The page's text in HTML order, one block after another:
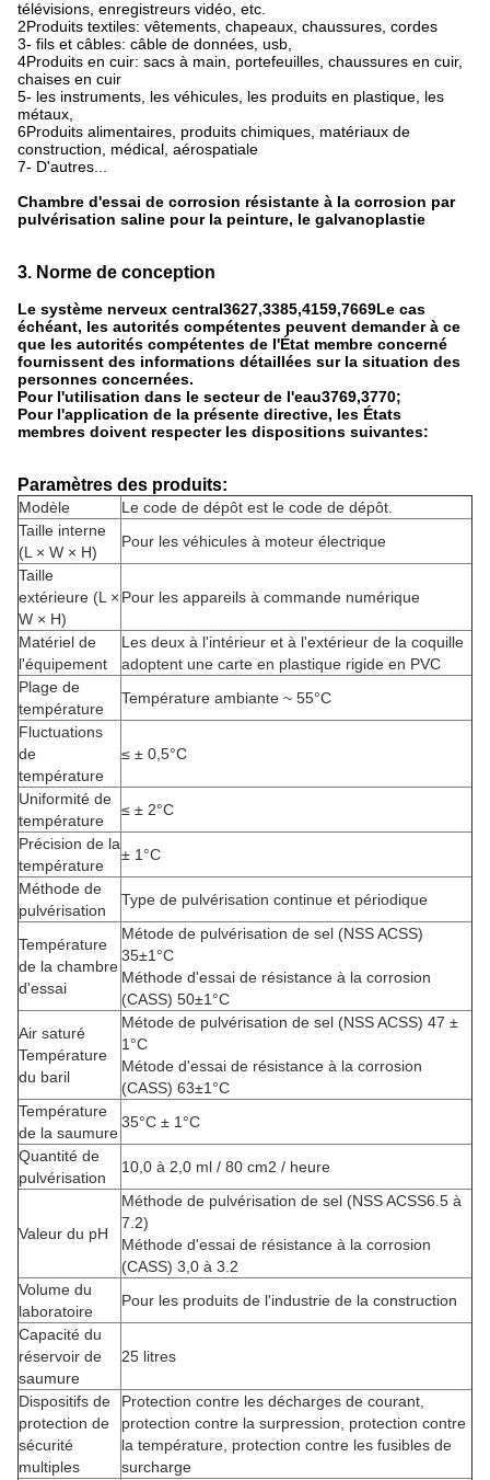
télévisions, enregistreurs vidéo, etc.
2Produits textiles: vêtements, chapeaux, chaussures, cordes
3- fils et câbles: câble de données, usb,
4Produits en cuir: sacs à main, portefeuilles, chaussures en cuir,
chaises en cuir
5- les instruments, les véhicules, les produits en plastique, les
métaux,
6Produits alimentaires, produits chimiques, matériaux de
construction, médical, aérospatiale
7- D'autres...
Chambre d'essai de corrosion résistante à la corrosion par
pulvérisation saline pour la peinture, le galvanoplastie
3. Norme de conception
Le système nerveux central3627,3385,4159,7669Le cas
échéant, les autorités compétentes peuvent demander à ce
que les autorités compétentes de l'État membre concerné
fournissent des informations détaillées sur la situation des
personnes concernées.
Pour l'utilisation dans le secteur de l'eau3769,3770;
Pour l'application de la présente directive, les États
membres doivent respecter les dispositions suivantes:
Paramètres des produits:
Modèle
Le code de dépôt est le code de dépôt.
Taille interne
(L × W × H)
Pour les véhicules à moteur électrique
Taille
extérieure (L ×
W × H)
Pour les appareils à commande numérique
Matériel de
l'équipement
Les deux à l'intérieur et à l'extérieur de la coquille
adoptent une carte en plastique rigide en PVC
Plage de
température
Température ambiante ~ 55°C
Fluctuations
de
température
≤ ± 0,5°C
Uniformité de
température
≤ ± 2°C
Précision de la
température
± 1°C
Méthode de
pulvérisation
Type de pulvérisation continue et périodique
Température
de la chambre
d'essai
Métode de pulvérisation de sel (NSS ACSS)
35±1°C
Méthode d'essai de résistance à la corrosion
(CASS) 50±1°C
Air saturé
Température
du baril
Métode de pulvérisation de sel (NSS ACSS) 47 ±
1°C
Métode d'essai de résistance à la corrosion
(CASS) 63±1°C
Température
de la saumure
35°C ± 1°C
Quantité de
pulvérisation
10,0 à 2,0 ml / 80 cm2 / heure
Valeur du pH
Méthode de pulvérisation de sel (NSS ACSS6.5 à
7.2)
Méthode d'essai de résistance à la corrosion
(CASS) 3,0 à 3.2
Volume du
laboratoire
Pour les produits de l'industrie de la construction
Capacité du
réservoir de
saumure
25 litres
Dispositifs de
protection de
sécurité
multiples
Protection contre les décharges de courant,
protection contre la surpression, protection contre
la température, protection contre les fusibles de
surcharge